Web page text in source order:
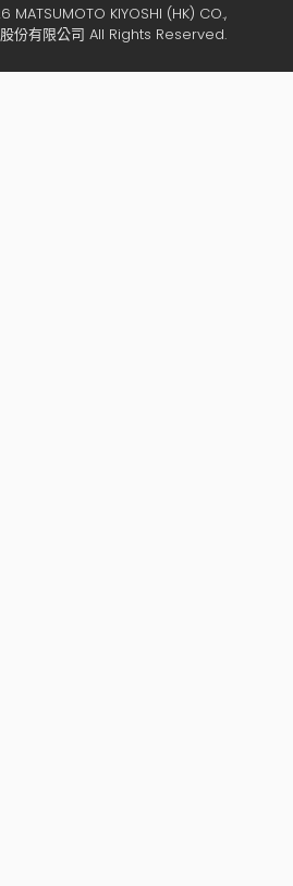
MATSUMOTO KIYOSHI (HK) CO.,
股份有限公司 All Rights Reserved.